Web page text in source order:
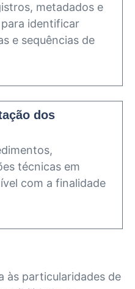
metadados e
identificar
e sequências de
dos
técnicas em
com a finalidade
às particularidades de